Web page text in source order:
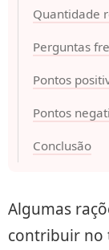
Quantidade
Perguntas
Pontos
Pontos
Conclusão
Algumas
contribuir no